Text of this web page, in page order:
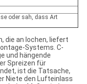
oder sah, dass Art
die an lochen, liefert
Systems. C-
und hängende
Spreizen für
ist die Tatsache,
Niete den Lufteinlass